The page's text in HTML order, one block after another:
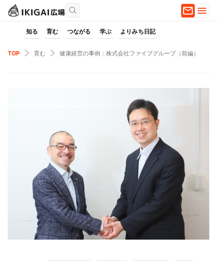
知る 育む つながる 学ぶ よりみち日記
TOP 育む 健康経営の事例：株式会社ファイブグループ（前編）